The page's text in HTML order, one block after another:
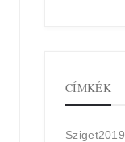
CÍMKÉK
Sziget2019